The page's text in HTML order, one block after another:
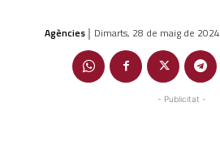
Agències | Dimarts, 28 de maig de 2024
- Publicitat -